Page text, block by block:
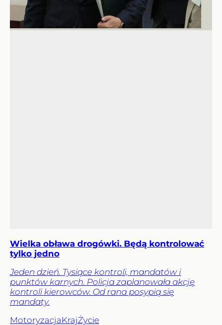
Wielka obława drogówki. Będą kontrolować
tylko jedno
Jeden dzień. Tysiące kontroli, mandatów i
punktów karnych. Policja zaplanowała akcję
kontroli kierowców. Od rana posypią się
mandaty.
MotoryzacjaKrajŻycie